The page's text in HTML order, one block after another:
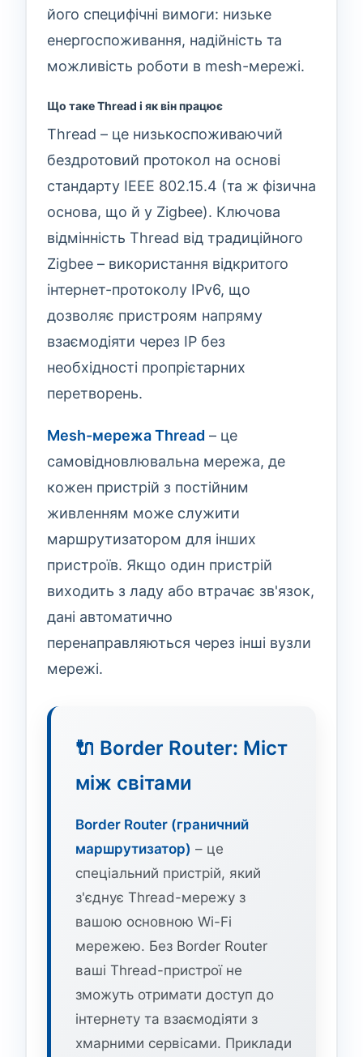
його специфічні вимоги: низьке
енергоспоживання, надійність та
можливість роботи в mesh-мережі.
Що таке Thread і як він працює
Thread – це низькоспоживаючий
бездротовий протокол на основі
стандарту IEEE 802.15.4 (та ж фізична
основа, що й у Zigbee). Ключова
відмінність Thread від традиційного
Zigbee – використання відкритого
інтернет-протоколу IPv6, що
дозволяє пристроям напряму
взаємодіяти через IP без
необхідності пропрієтарних
перетворень.
Mesh-мережа Thread – це
самовідновлювальна мережа, де
кожен пристрій з постійним
живленням може служити
маршрутизатором для інших
пристроїв. Якщо один пристрій
виходить з ладу або втрачає зв'язок,
дані автоматично
перенаправляються через інші вузли
мережі.
🔌 Border Router: Міст
між світами
Border Router (граничний
маршрутизатор) – це
спеціальний пристрій, який
з'єднує Thread-мережу з
вашою основною Wi-Fi
мережею. Без Border Router
ваші Thread-пристрої не
зможуть отримати доступ до
інтернету та взаємодіяти з
хмарними сервісами. Приклади